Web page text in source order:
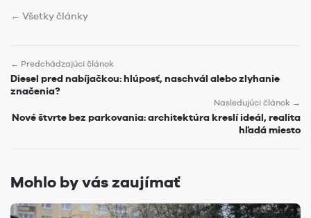
← Všetky články
← Predchádzajúci článok
Diesel pred nabíjačkou: hlúposť, naschvál alebo zlyhanie
značenia?
Nasledujúci článok →
Nové štvrte bez parkovania: architektúra kreslí ideál, realita
hľadá miesto
Mohlo by vás zaujímať